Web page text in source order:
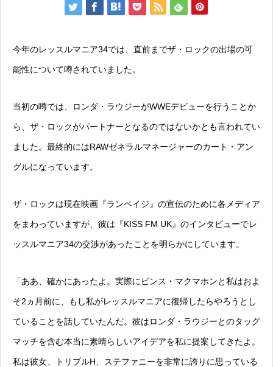
今年のレッスルマニア34では、直前までザ・ロックの出場の可
能性について噂されていました。
当初の噂では、ロンダ・ラウジーがWWEデビューを行うことか
ら、ザ・ロックがパートナーとなるのではないかとも言われてい
ました。最終的にはRAWゼネラルマネージャーのカート・アン
グルになっています。
ザ・ロックは現在映画『ランペイジ』の宣伝のために各メディア
をまわっていますが、彼は『KISS FM UK』のインタビューでレ
ッスルマニア34の交渉があったことを明らかにしています。
「ああ、確かにあったよ。実際にビンス・マクマホンと私はおよ
そ2ヵ月前に、もし私がレッスルマニアに復帰したらやろうとし
ていることを話していたんだ。彼はロンダ・ラウジーとのタッグ
マッチを含む本当に素晴らしいアイデアを私に提案してきたよ。
私は彼女、トリプルH、ステファニーを非常に誇りに思っている